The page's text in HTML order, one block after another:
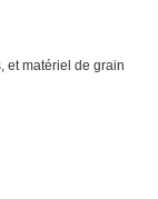
et matériel de grain